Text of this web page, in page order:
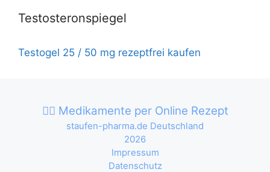
Testosteronspiegel
Testogel 25 / 50 mg rezeptfrei kaufen
👨‍⚕️ Medikamente per Online Rezept
staufen-pharma.de Deutschland
2026
Impressum
Datenschutz